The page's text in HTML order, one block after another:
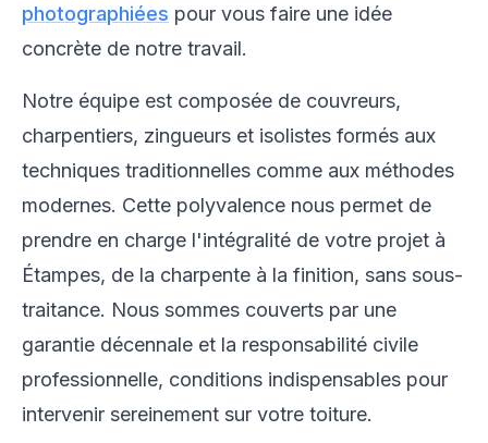
photographiées pour vous faire une idée
concrète de notre travail.
Notre équipe est composée de couvreurs,
charpentiers, zingueurs et isolistes formés aux
techniques traditionnelles comme aux méthodes
modernes. Cette polyvalence nous permet de
prendre en charge l'intégralité de votre projet à
Étampes, de la charpente à la finition, sans sous-
traitance. Nous sommes couverts par une
garantie décennale et la responsabilité civile
professionnelle, conditions indispensables pour
intervenir sereinement sur votre toiture.